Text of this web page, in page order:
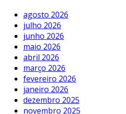
agosto 2026
julho 2026
junho 2026
maio 2026
abril 2026
março 2026
fevereiro 2026
janeiro 2026
dezembro 2025
novembro 2025